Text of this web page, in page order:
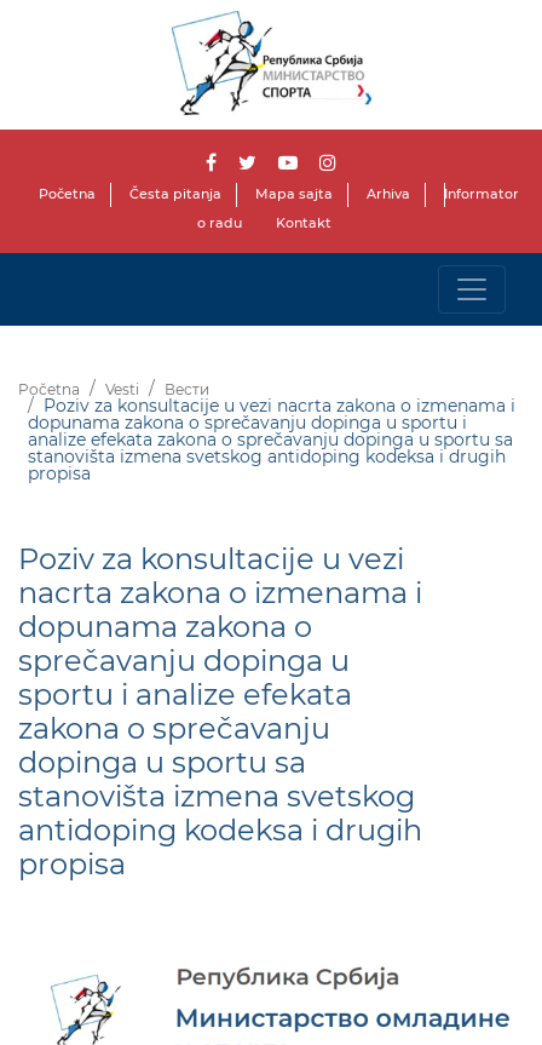
Početna Česta pitanja Mapa sajta Arhiva
Informator
o radu
Kontakt
Početna Vesti Вести
Poziv za konsultacije u vezi nacrta zakona o izmenama i
dopunama zakona o sprečavanju dopinga u sportu i
analize efekata zakona o sprečavanju dopinga u sportu sa
stanovišta izmena svetskog antidoping kodeksa i drugih
propisa
Poziv za konsultacije u vezi
nacrta zakona o izmenama i
dopunama zakona o
sprečavanju dopinga u
sportu i analize efekata
zakona o sprečavanju
dopinga u sportu sa
stanovišta izmena svetskog
antidoping kodeksa i drugih
propisa